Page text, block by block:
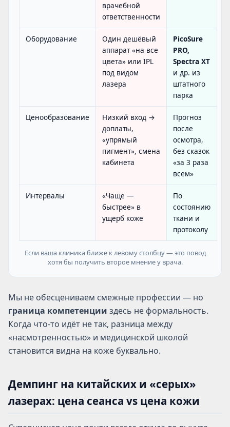
врачебной
ответственности
Оборудование
Один дешёвый
аппарат «на все
цвета» или IPL
под видом
лазера
PicoSure
PRO,
Spectra XT
и др. из
штатного
парка
Ценообразование
Низкий вход →
доплаты,
«упрямый
пигмент», смена
кабинета
Прогноз
после
осмотра,
без сказок
«за 3 раза
всем»
Интервалы
«Чаще —
быстрее» в
ущерб коже
По
состоянию
ткани и
протоколу
Если ваша клиника ближе к левому столбцу — это повод
хотя бы получить второе мнение у врача.
Мы не обесцениваем смежные профессии — но
граница компетенции здесь не формальность.
Когда что-то идёт не так, разница между
«насмотренностью» и медицинской школой
становится видна на коже буквально.
Демпинг на китайских и «серых»
лазерах: цена сеанса vs цена кожи